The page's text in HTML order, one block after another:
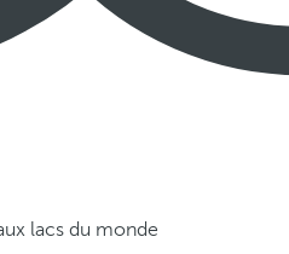
lacs du monde